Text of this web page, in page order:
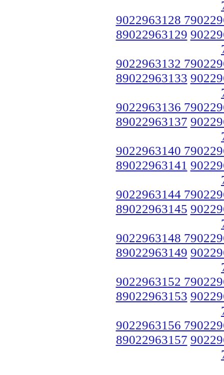
9022963128
89022963129
9022963132
89022963133
9022963136
89022963137
9022963140
89022963141
9022963144
89022963145
9022963148
89022963149
9022963152
89022963153
9022963156
89022963157